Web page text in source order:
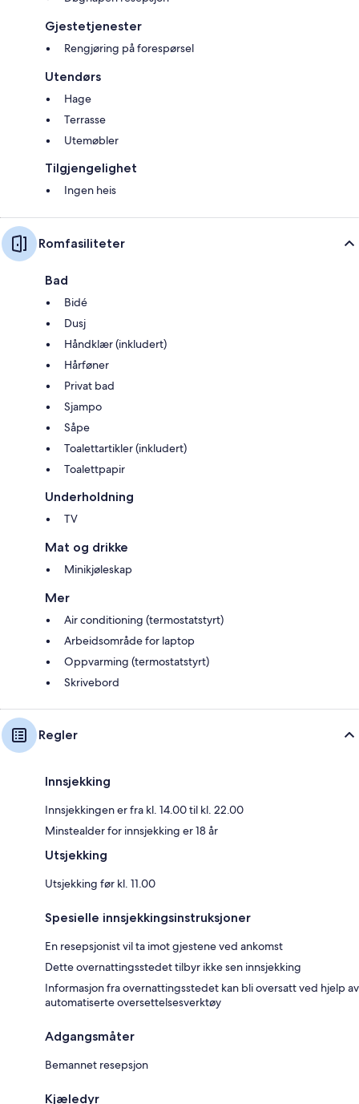
Gjestetjenester
Rengjøring på forespørsel
Utendørs
Hage
Terrasse
Utemøbler
Tilgjengelighet
Ingen heis
Romfasiliteter
Bad
Bidé
Dusj
Håndklær (inkludert)
Hårføner
Privat bad
Sjampo
Såpe
Toalettartikler (inkludert)
Toalettpapir
Underholdning
TV
Mat og drikke
Minikjøleskap
Mer
Air conditioning (termostatstyrt)
Arbeidsområde for laptop
Oppvarming (termostatstyrt)
Skrivebord
Regler
Innsjekking
Innsjekkingen er fra kl. 14.00 til kl. 22.00
Minstealder for innsjekking er 18 år
Utsjekking
Utsjekking før kl. 11.00
Spesielle innsjekkingsinstruksjoner
En resepsjonist vil ta imot gjestene ved ankomst
Dette overnattingsstedet tilbyr ikke sen innsjekking
Informasjon fra overnattingsstedet kan bli oversatt ved hjelp av
automatiserte oversettelsesverktøy
Adgangsmåter
Bemannet resepsjon
Kjæledyr